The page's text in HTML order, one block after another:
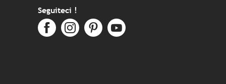
Seguiteci !